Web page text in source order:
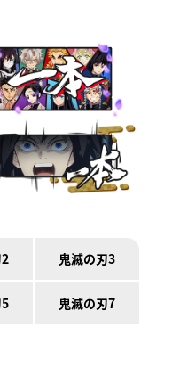
鬼滅の刃3
鬼滅の刃7